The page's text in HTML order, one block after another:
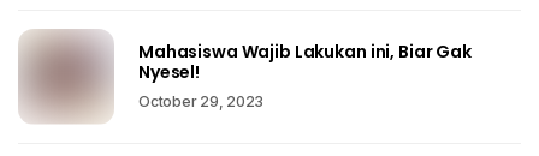
Mahasiswa Wajib Lakukan ini, Biar Gak
Nyesel!
October 29, 2023